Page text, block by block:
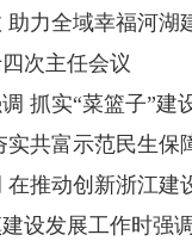
力全域幸福河
次主任会议
抓实“菜篮子”建
实共富示范民生
在推动创新浙江建
设发展工作时强